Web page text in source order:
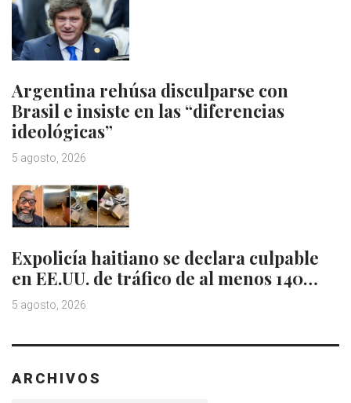
Argentina rehúsa disculparse con
Brasil e insiste en las “diferencias
ideológicas”
5 agosto, 2026
Expolicía haitiano se declara culpable
en EE.UU. de tráfico de al menos 140…
5 agosto, 2026
ARCHIVOS